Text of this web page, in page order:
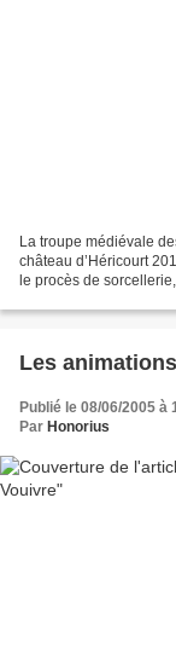
La troupe médiévale
château d’Héricourt
le procès de
Les
Publié le 08/06/2005 à
Par Honorius